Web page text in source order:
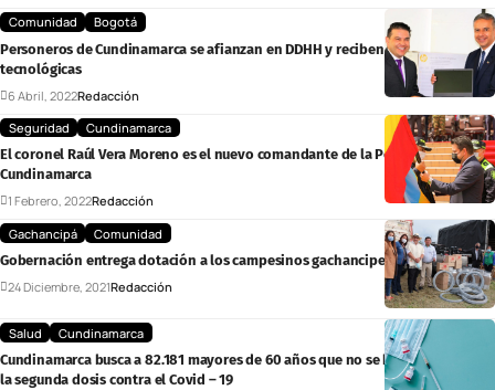
Comunidad
Bogotá
Personeros de Cundinamarca se afianzan en DDHH y reciben ayudas
tecnológicas
6 Abril, 2022Redacción
Seguridad
Cundinamarca
El coronel Raúl Vera Moreno es el nuevo comandante de la Policía de
Cundinamarca
1 Febrero, 2022Redacción
Gachancipá
Comunidad
Gobernación entrega dotación a los campesinos gachancipeños
24 Diciembre, 2021Redacción
Salud
Cundinamarca
Cundinamarca busca a 82.181 mayores de 60 años que no se hayan colocado
la segunda dosis contra el Covid – 19